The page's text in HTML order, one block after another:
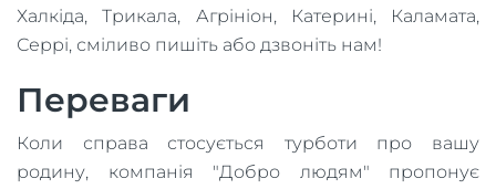
Халкіда, Трикала, Агрініон, Катерині, Каламата,
Серрі, сміливо пишіть або дзвоніть нам!
Переваги
Коли справа стосується турботи про вашу
родину, компанія "Добро людям" пропонує